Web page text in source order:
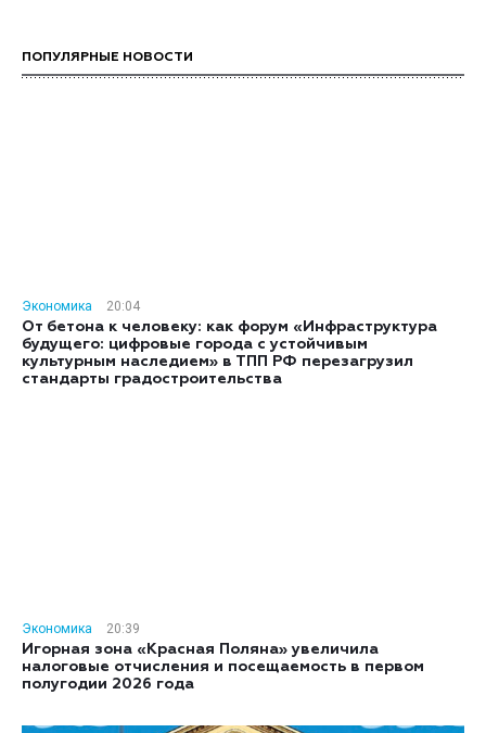
ПОПУЛЯРНЫЕ НОВОСТИ
Экономика
20:04
От бетона к человеку: как форум «Инфраструктура
будущего: цифровые города с устойчивым
культурным наследием» в ТПП РФ перезагрузил
стандарты градостроительства
Экономика
20:39
Игорная зона «Красная Поляна» увеличила
налоговые отчисления и посещаемость в первом
полугодии 2026 года